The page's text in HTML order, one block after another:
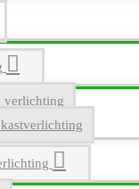
verlichting